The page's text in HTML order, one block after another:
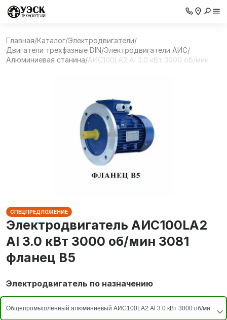
Главная/Каталог/Электродвигатели/
Двигатели трехфазные DIN/Электродвигатели АИС/
Алюминиевая станина/AИC100LA2 Al 3.0 кВт 3000 об/мин
СПЕЦПРЕДЛОЖЕНИЕ
Электродвигатель AИC100LA2
Al 3.0 кВт 3000 об/мин 3081
фланец В5
Электродвигатель по назначению